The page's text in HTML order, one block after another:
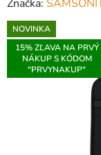
Značka:
NOVINKA
15% ZĽAVA NA PRVÝ
NÁKUP S KÓDOM
"PRVYNAKUP"